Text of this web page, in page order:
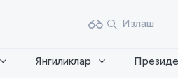
Излаш
Янгиликлар